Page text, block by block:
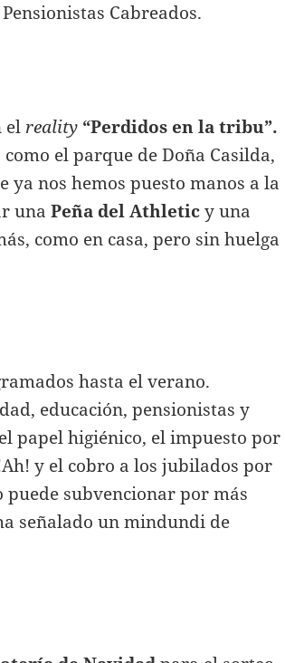
Pensionistas Cabreados.
el reality “Perdidos en la tribu”.
el parque de Doña Casilda,
ya nos hemos puesto manos a la
unaPeña del Athleticy una
como en casa, pero sin huelga
hasta el verano.
educación, pensionistas y
papel higiénico, el impuesto por
y el cobro a los jubilados por
subvencionar por más
señalado un mindundi de